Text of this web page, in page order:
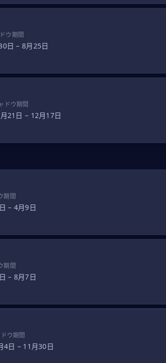
ウ期間
日 – 8月25日
ドウ期間
21日 – 12月17日
期間
– 4月9日
期間
– 8月7日
ウ期間
4日 – 11月30日